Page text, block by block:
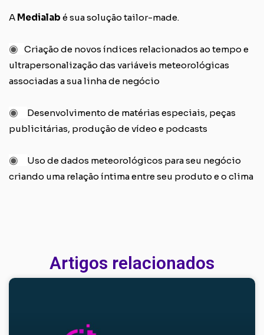
A Medialab é sua solução tailor-made.
◉ Criação de novos índices relacionados ao tempo e
ultrapersonalização das variáveis meteorológicas
associadas a sua linha de negócio
◉ Desenvolvimento de matérias especiais, peças
publicitárias, produção de vídeo e podcasts
◉ Uso de dados meteorológicos para seu negócio
criando uma relação íntima entre seu produto e o clima
Artigos relacionados